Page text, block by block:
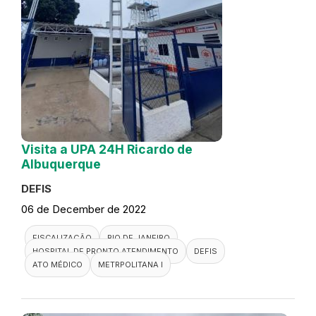
Visita a UPA 24H Ricardo de
Albuquerque
DEFIS
06 de December de 2022
FISCALIZAÇÃO
RIO DE JANEIRO
HOSPITAL DE PRONTO ATENDIMENTO
DEFIS
ATO MÉDICO
METRPOLITANA I